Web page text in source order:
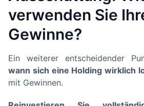
verwenden Sie
Gewinne?
Ein weiterer entscheidender
wann sich eine Holding wirklich
mit Gewinnen.